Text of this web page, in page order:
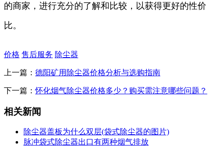
的商家，进行充分的了解和比较，以获得更好的性价
比。
价格 售后服务 除尘器
上一篇： 德阳矿用除尘器价格分析与选购指南
下一篇：怀化烟气除尘器价格多少？购买需注意哪些问题？
相关新闻
除尘器盖板为什么双层(袋式除尘器的图片)
脉冲袋式除尘器出口有两种烟气排放